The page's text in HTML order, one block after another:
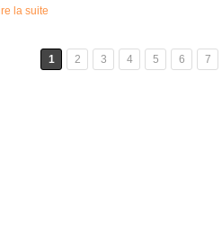
la suite
1 2 3 4 5 6 7